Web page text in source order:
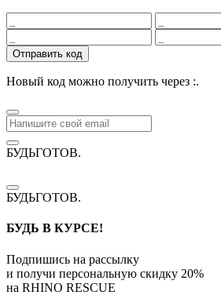
Отправить код
Новый код можно получить через :.
БУДЬГОТОВ.
БУДЬГОТОВ.
БУДЬ В КУРСЕ!
Подпишись на рассылку
и получи персональную скидку 20%
на RHINO RESCUE